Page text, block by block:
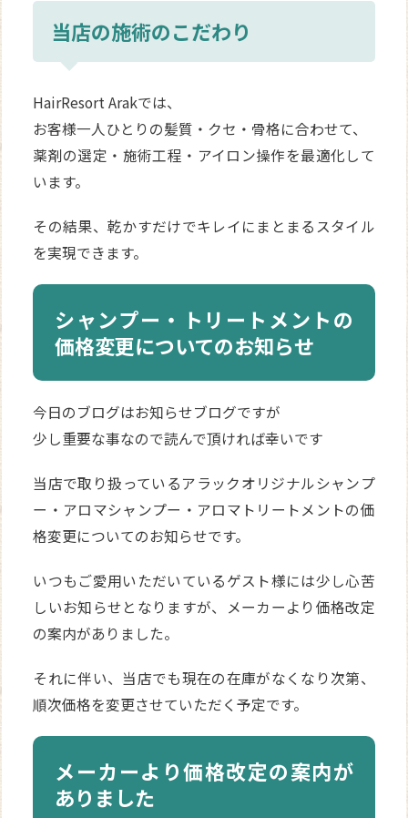
当店の施術のこだわり
HairResort Arakでは、
お客様一人ひとりの髪質・クセ・骨格に合わせて、
薬剤の選定・施術工程・アイロン操作を最適化して
います。
その結果、乾かすだけでキレイにまとまるスタイル
を実現できます。
シャンプー・トリートメントの
価格変更についてのお知らせ
今日のブログはお知らせブログですが
少し重要な事なので読んで頂ければ幸いです
当店で取り扱っているアラックオリジナルシャンプ
ー・アロマシャンプー・アロマトリートメントの価
格変更についてのお知らせです。
いつもご愛用いただいているゲスト様には少し心苦
しいお知らせとなりますが、メーカーより価格改定
の案内がありました。
それに伴い、当店でも現在の在庫がなくなり次第、
順次価格を変更させていただく予定です。
メーカーより価格改定の案内が
ありました